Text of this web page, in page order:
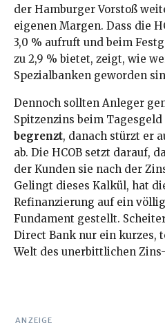
der Hamburger Vorstoß
eigenen Margen. Dass die
3,0 % aufruft und beim
zu 2,9 % bietet, zeigt, wie
Spezialbanken geworden
Dennoch sollten Anleger
Spitzenzins beim Tagesgeld
begrenzt, danach stürzt er
ab. Die HCOB setzt darauf,
der Kunden sie nach der
Gelingt dieses Kalkül, hat
Refinanzierung auf ein
Fundament gestellt.
Direct Bank nur ein kurzes,
Welt des unerbittlichen
ANZEIGE